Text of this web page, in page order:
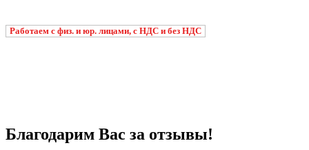
Работаем с физ. и юр. лицами, с НДС и без НДС
Благодарим Вас за отзывы!